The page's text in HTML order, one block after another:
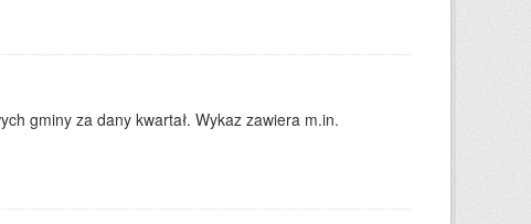
gminy za dany kwartał. Wykaz zawiera m.in.